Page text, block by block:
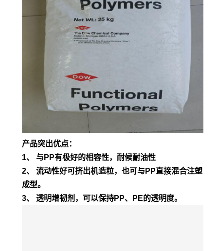
产品突出优点：
1、 与PP有极好的相容性，耐候耐油性
2、 流动性好可挤出机造粒，也可与PP直接混合注塑
成型。
3、 透明增韧剂，可以保持PP、PE的透明度。